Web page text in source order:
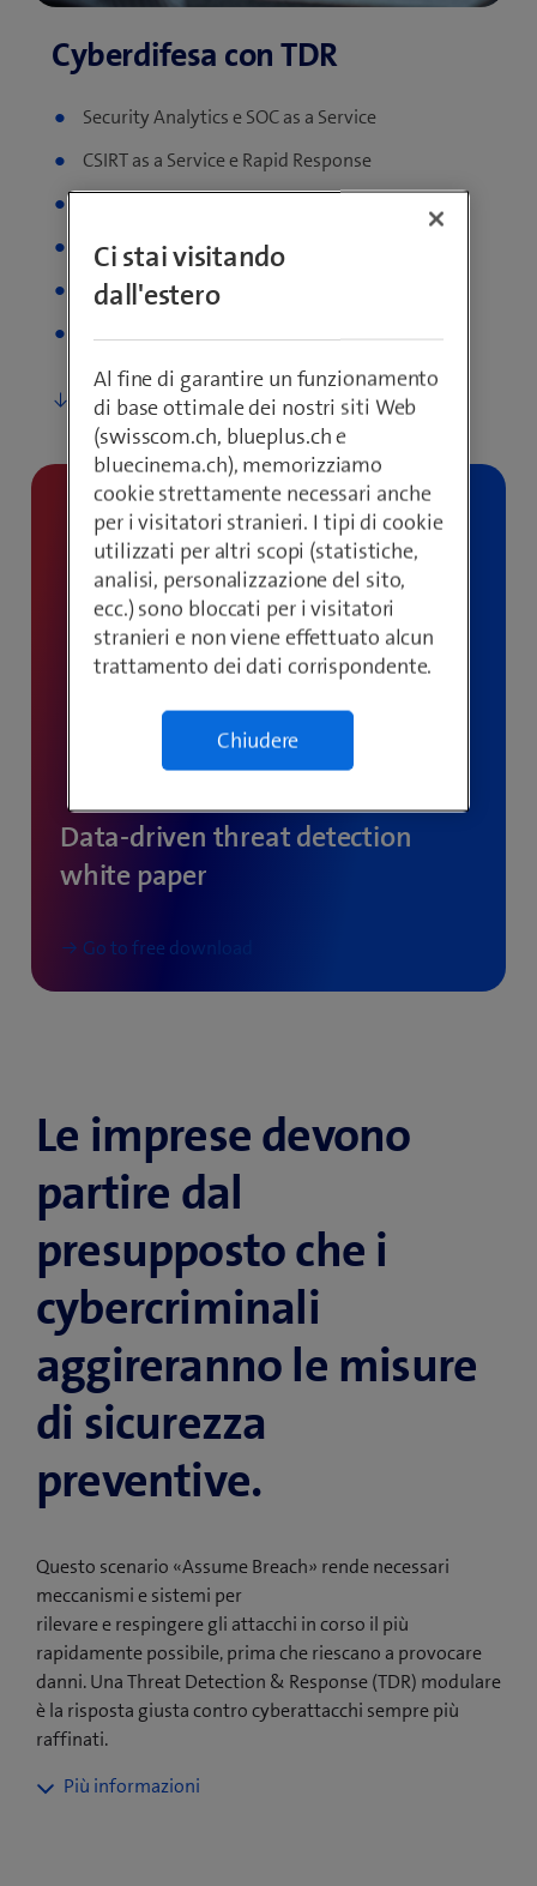
Security Analytics e SOC as a Service
CSIRT as a Service e Rapid Response
Network Detection and Response as a Service
Extended Detection and Response (XDR)
Data-driven threat detection
white paper
Go to free download
Le imprese devono
partire dal
presupposto che i
cybercriminali
aggireranno le misure
di sicurezza
preventive.
Questo scenario «Assume Breach» rende necessari
meccanismi e sistemi per
rilevare e respingere gli attacchi in corso il più
rapidamente possibile, prima che riescano a provocare
danni. Una Threat Detection & Response (TDR) modulare
è la risposta giusta contro cyberattacchi sempre più
raffinati.
Incident Response come servizio
Ci stai visitando
dall'estero
Al fine di garantire un funzionamento
di base ottimale dei nostri siti Web
(swisscom.ch, blueplus.ch e
bluecinema.ch), memorizziamo
cookie strettamente necessari anche
per i visitatori stranieri. I tipi di cookie
utilizzati per altri scopi (statistiche,
analisi, personalizzazione del sito,
ecc.) sono bloccati per i visitatori
stranieri e non viene effettuato alcun
trattamento dei dati corrispondente.
Chiudere